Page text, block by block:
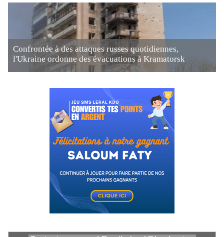
Confrontée à des attaques russes quotidiennes,
l'Ukraine ordonne des évacuations à Kramatorsk